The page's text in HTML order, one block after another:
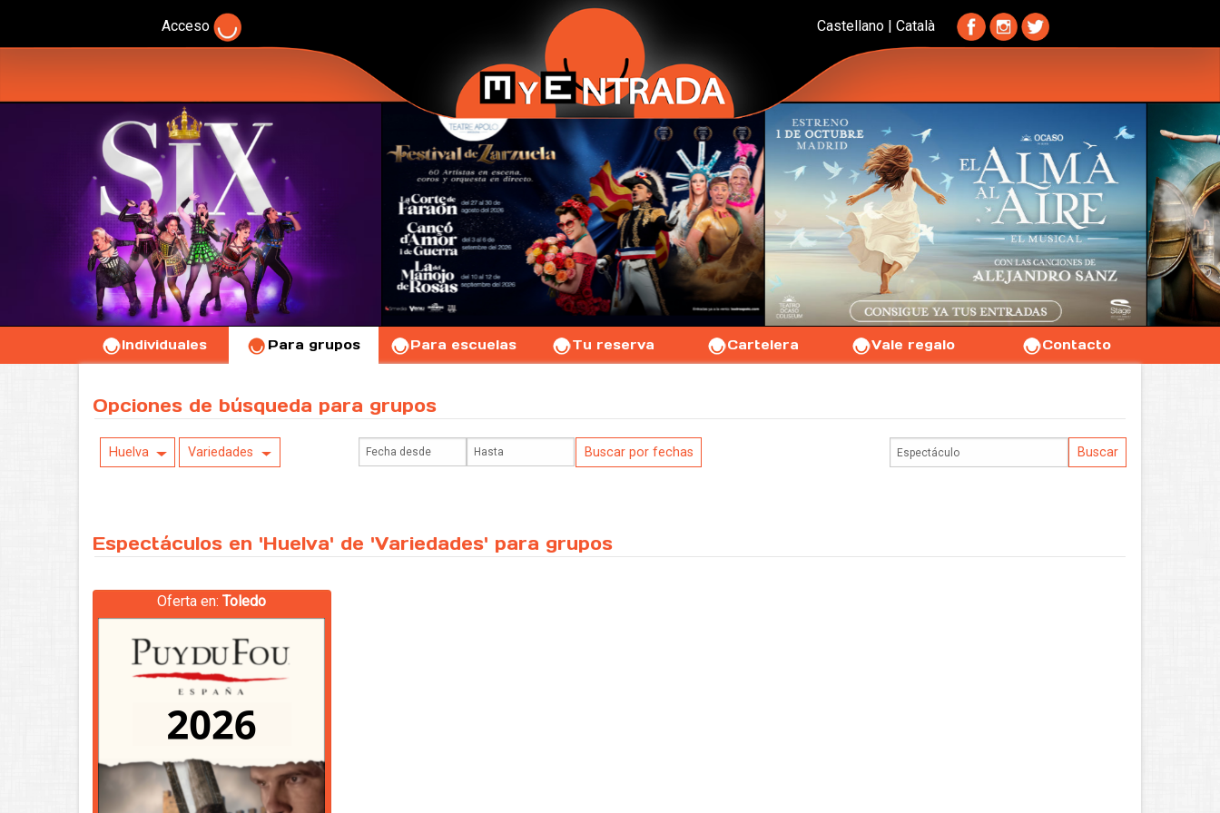
Acceso Castellano |Català
Individuales Para grupos Para escuelas Tu reserva Cartelera Vale regalo Contacto
Opciones de búsqueda para grupos
Huelva Variedades
Espectáculos en 'Huelva' de 'Variedades' para grupos
Oferta en:Toledo